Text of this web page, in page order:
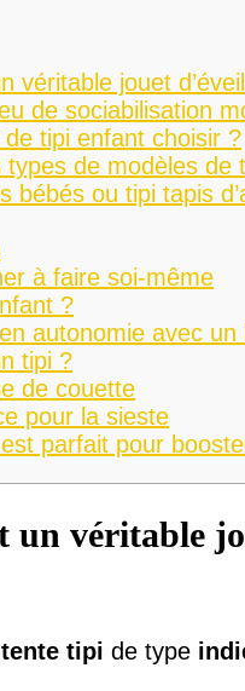
véritable jouet d’éveil
de sociabilisation
tipi enfant choisir ?
types de modèles de
bébés ou tipi tapis
à faire soi-même
?
autonomie avec
tipi ?
de couette
pour la sieste
parfait pour
véritable
tente tipi de type